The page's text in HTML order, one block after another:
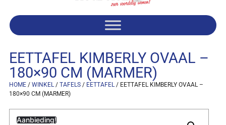
EETTAFEL KIMBERLY OVAAL –
180×90 CM (MARMER)
HOME/ WINKEL/ TAFELS/ EETTAFEL/ EETTAFEL KIMBERLY OVAAL –
180×90 CM (MARMER)
Aanbieding!